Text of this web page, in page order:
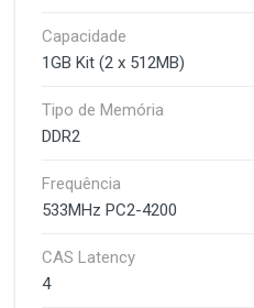
Capacidade
1GB Kit (2 x 512MB)
Tipo de Memória
DDR2
Frequência
533MHz PC2-4200
CAS Latency
4